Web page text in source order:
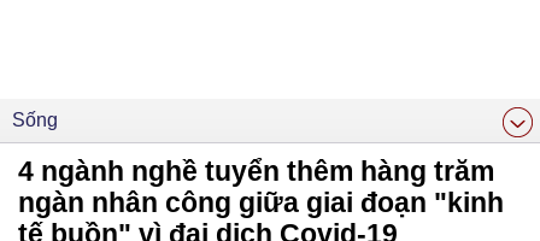
Sống
4 ngành nghề tuyển thêm hàng trăm
ngàn nhân công giữa giai đoạn "kinh
tế buồn" vì đại dịch Covid-19